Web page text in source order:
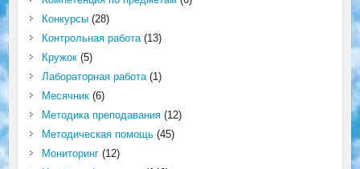
Конкурсы(28)
Контрольная работа(13)
Кружок(5)
Лабораторная работа(1)
Месячник(6)
Методика преподавания(12)
Методическая помощь(45)
Мониторинг(12)